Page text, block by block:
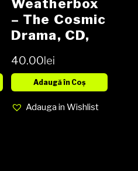
Weatherbox
– The Cosmic
Drama, CD,
40.00lei
Adaugă în Coș
Adauga in Wishlist